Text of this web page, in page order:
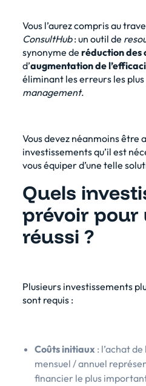
Vous l’aurez compris au
ConsultHub: un outil de
synonyme de réduction des
d’augmentation de
éliminant les erreurs les
management.
Vous devez néanmoins être
investissements qu’il est
vous équiper d’une telle
Quels
prévoir pour
réussi ?
Plusieurs investissements
sont requis :
Coûts initiaux: l’achat
mensuel / annuel
financier le plus